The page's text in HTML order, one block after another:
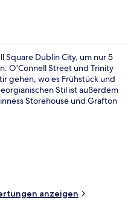
Square Dublin City, um nur 5
O'Connell Street und Trinity
gehen, wo es Frühstück und
Stil ist außerdem
Storehouse und Grafton
ist nur einen kurzen
entfernt: Zur U-
anzeigen